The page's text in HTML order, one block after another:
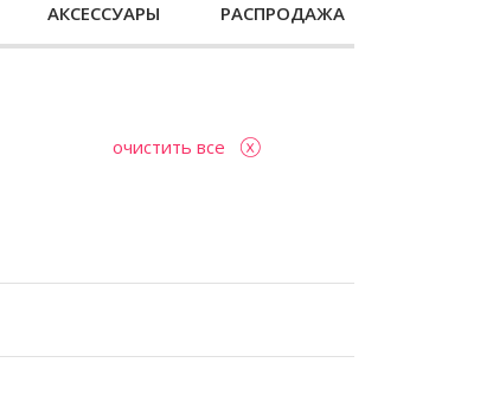
АКСЕССУАРЫ РАСПРОДАЖА
очистить все